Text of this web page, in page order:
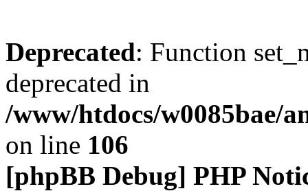
Deprecated: Function
deprecated in
/www/htdocs/w0085bae/
on line 106
[phpBB Debug] PHP